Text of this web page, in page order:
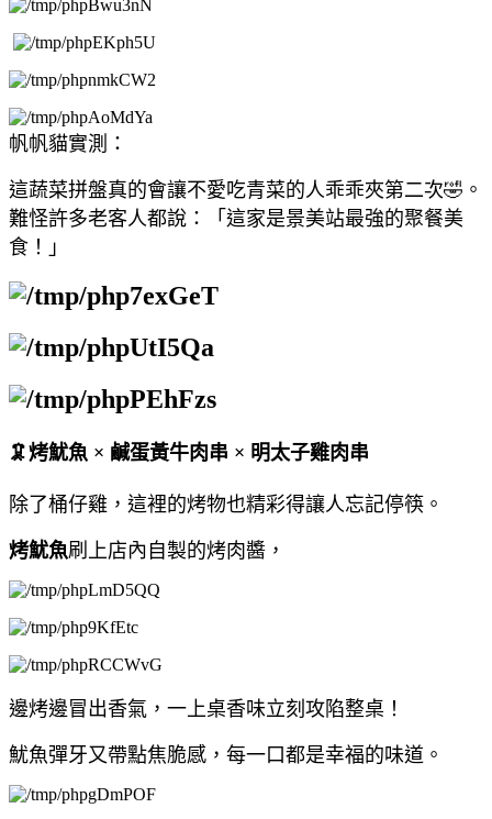
帆帆貓實測：
這蔬菜拼盤真的會讓不愛吃青菜的人乖乖夾第二次🤣。
難怪許多老客人都說：「這家是景美站最強的聚餐美
食！」
🦑烤魷魚 × 鹹蛋黃牛肉串 × 明太子雞肉串
除了桶仔雞，這裡的烤物也精彩得讓人忘記停筷。
烤魷魚刷上店內自製的烤肉醬，
邊烤邊冒出香氣，一上桌香味立刻攻陷整桌！
魷魚彈牙又帶點焦脆感，每一口都是幸福的味道。